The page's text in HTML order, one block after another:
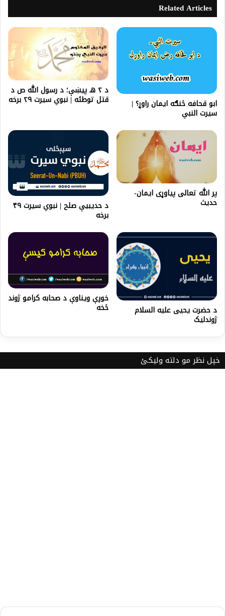
Related Articles
ابو قحافه څنګه ايمان راوړ؟ |
سیرت النبي
د ۲ هـ پيښې؛ د رسول الله ص د
قتل توطئه | نبوي سیرت ۲۹ برخه
پر الله تعالی پیاوړی ایمان-
حدیث د حدیبیې صلح | نبوي سیرت ۴۹
برخه
د حضرت یحیی علیه السلام
ژوندلیک
خوږې ویناوې د صحابه کرامو ژوند
څخه
خپل نظر مو دلته ولیکئ